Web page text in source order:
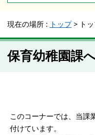
現在の場所 : トップ> ト
保育幼稚園課
このコーナーでは、当課
付けています。